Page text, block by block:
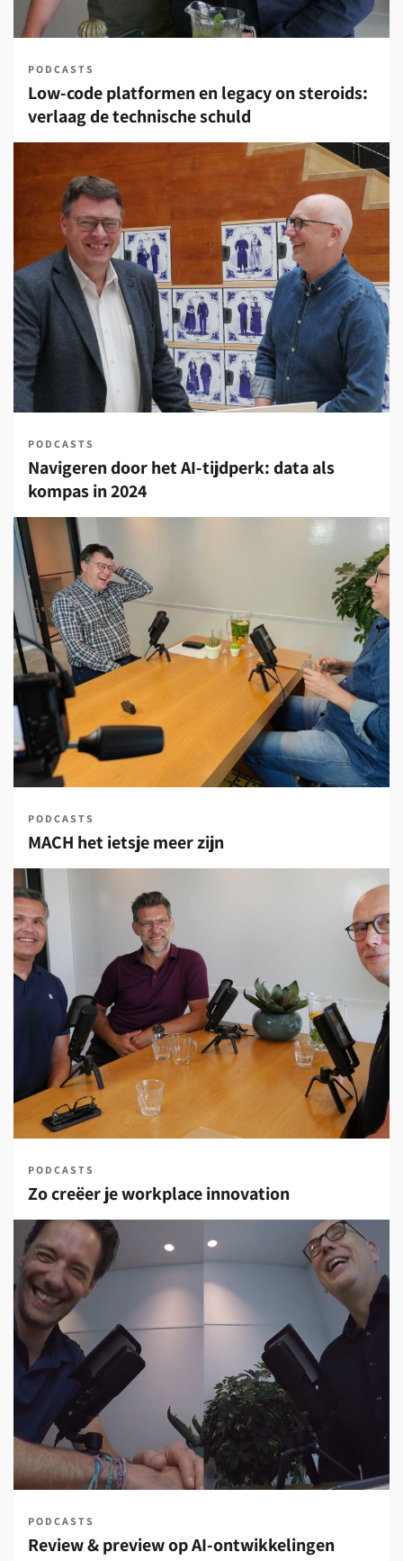
PODCASTS
Low-code platformen en legacy on steroids:
verlaag de technische schuld
PODCASTS
Navigeren door het AI-tijdperk: data als
kompas in 2024
PODCASTS
MACH het ietsje meer zijn
PODCASTS
Zo creëer je workplace innovation
PODCASTS
Review & preview op AI-ontwikkelingen